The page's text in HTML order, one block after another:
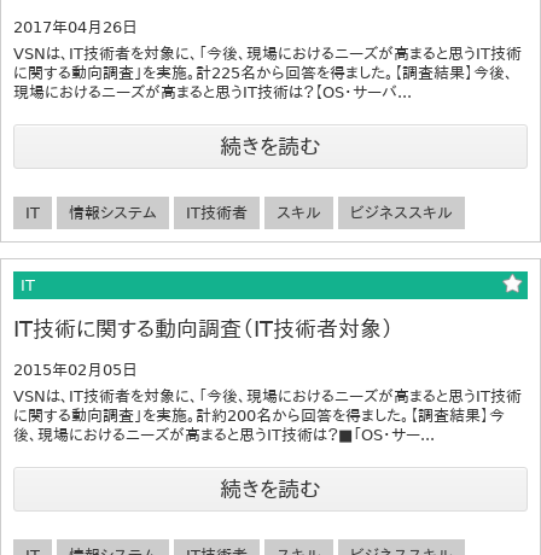
2017年04月26日
VSNは、IT技術者を対象に、「今後、現場におけるニーズが高まると思うIT技術
に関する動向調査」を実施。計225名から回答を得ました。【調査結果】今後、
現場におけるニーズが高まると思うIT技術は？【OS・サーバ...
続きを読む
IT 情報システム IT技術者 スキル ビジネススキル
IT
IT技術に関する動向調査（IT技術者対象）
2015年02月05日
VSNは、IT技術者を対象に、「今後、現場におけるニーズが高まると思うIT技術
に関する動向調査」を実施。計約200名から回答を得ました。【調査結果】今
後、現場におけるニーズが高まると思うIT技術は？■「OS・サー...
続きを読む